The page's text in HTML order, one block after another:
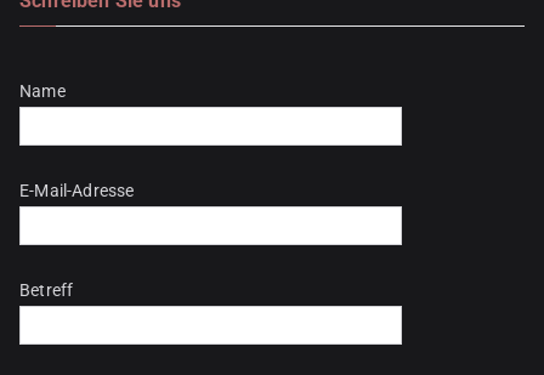
Name
E-Mail-Adresse
Betreff